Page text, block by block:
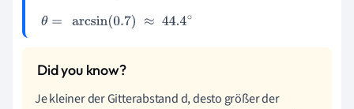
θ=arcsin(0.7)≈44.4 ∘
Je kleiner der Gitterabstand d, desto größer der